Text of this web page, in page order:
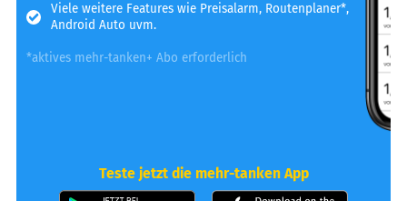
Viele weitere Features wie Preisalarm, Routenplaner*,
Android Auto uvm.
*aktives mehr-tanken+ Abo erforderlich
Teste jetzt die mehr-tanken App